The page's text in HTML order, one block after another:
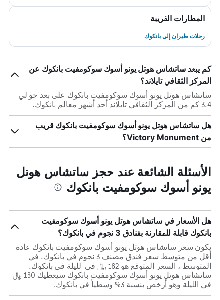
المطارات القريبة
رحلات طيران إلى بانكوك
كم يبعد ساتشاس هوتل يونو أسوك سوكومفيت بانكوك عن
المركز الثقافي تايلاند؟
ساتشاس هوتل يونو أسوك سوكومفيت بانكوك على بعد حوالي
3.4 كم من المركز الثقافي تايلاند أحد أشهر معالم بانكوك.
هل ساتشاس هوتل يونو أسوك سوكومفيت بانكوك قريب
من Victory Monument؟
الأسئلة الشائعة عند حجز ساتشاس هوتل
يونو أسوك سوكومفيت بانكوك
هل الأسعار في ساتشاس هوتل يونو أسوك سوكومفيت
بانكوك قابلة للمقارنة بفنادق 3 نجوم في بانكوك؟
يكون سعر ساتشاس هوتل يونو أسوك سوكومفيت بانكوك عادة
أقل من متوسط ​​سعر فندق مصنف 3 نجوم في بانكوك. في
المتوسط ، السعر المتوقع هو 162 ﷼ في الليلة في بانكوك.
ساتشاس هوتل يونو أسوك سوكومفيت بانكوك سيعطيك 160 ﷼
في الليلة وهو أرخص بنسبة 3% وسطياً في بانكوك.